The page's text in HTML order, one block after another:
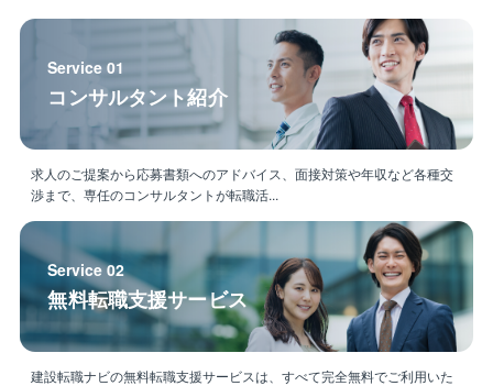
Service 01
コンサルタント紹介
求人のご提案から応募書類へのアドバイス、面接対策や年収など各種交
渉まで、専任のコンサルタントが転職活...
Service 02
無料転職支援サービス
建設転職ナビの無料転職支援サービスは、すべて完全無料でご利用いた